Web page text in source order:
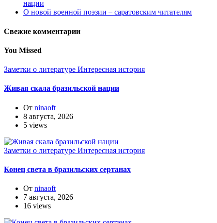
нации
О новой военной поэзии – саратовским читателям
Свежие комментарии
You Missed
Заметки о литературе Интересная история
Живая скала бразильской нации
От ninaoft
8 августа, 2026
5 views
Заметки о литературе Интересная история
Конец света в бразильских сертанах
От ninaoft
7 августа, 2026
16 views